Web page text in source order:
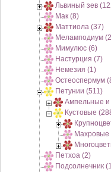
Львиный зев
Мак (8)
Маттиола (37)
Меламподиум
Мимулюс (6)
Настурция (7)
Немезия (1)
Остеоспермум
Петунии (511)
Ампельные и
Кустовые
Махровые
Петхоа (2)
Подсолнечник